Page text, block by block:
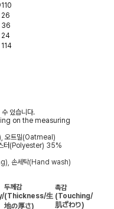
110
26
36
24
114
있습니다.
on the measuring
오트밀(Oatmeal)
터(Polyester) 35%
손세탁(Hand wash)
두께감
(Thickness/生
地の厚さ)
촉감
(Touching/
肌ざわり)